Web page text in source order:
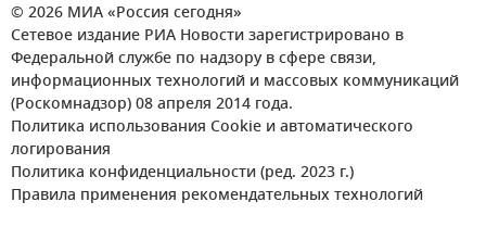
© 2026 МИА «Россия сегодня»
Сетевое издание РИА Новости зарегистрировано в
Федеральной службе по надзору в сфере связи,
информационных технологий и массовых коммуникаций
(Роскомнадзор) 08 апреля 2014 года.
Политика использования Cookie и автоматического
логирования
Политика конфиденциальности (ред. 2023 г.)
Правила применения рекомендательных технологий